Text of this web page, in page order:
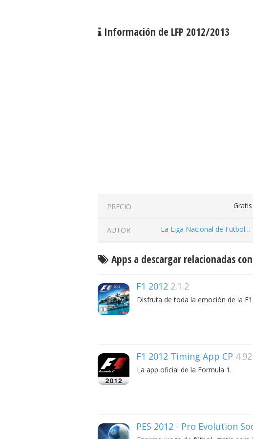
Información de LFP 2012/2013
PRECIO Gratis
AUTOR La Liga Nacional de Futbol Profesional
Apps a descargar relacionadas
F1 2012 2.1.2
Disfruta de toda la emoción de la
F1 2012 Timing App CP
La app oficial de la Formula 1.
PES 2012 - Pro Evolution